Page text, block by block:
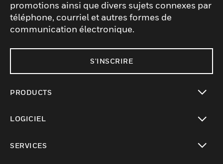
promotions ainsi que divers sujets connexes par
téléphone, courriel et autres formes de
communication électronique.
S'INSCRIRE
PRODUCTS
LOGICIEL
SERVICES